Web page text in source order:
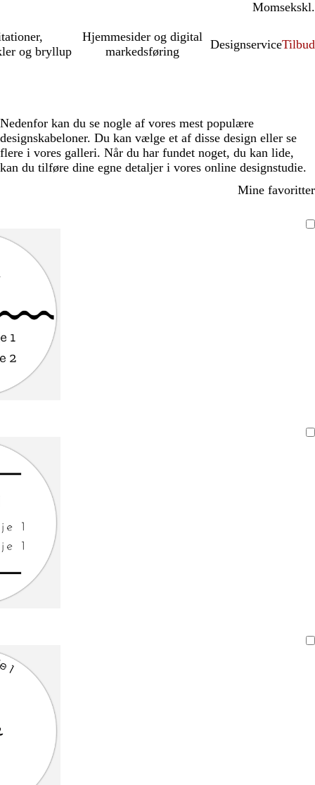
Momsinkl.
ekskl.
og bryllup
Hjemmesider og digital
markedsføring
DesignserviceTilbud
Nedenfor kan du se nogle af vores mest populære
designskabeloner. Du kan vælge et af disse design eller se
flere i vores galleri. Når du har fundet noget, du kan lide,
kan du tilføre dine egne detaljer i vores online designstudie.
Mine favoritter